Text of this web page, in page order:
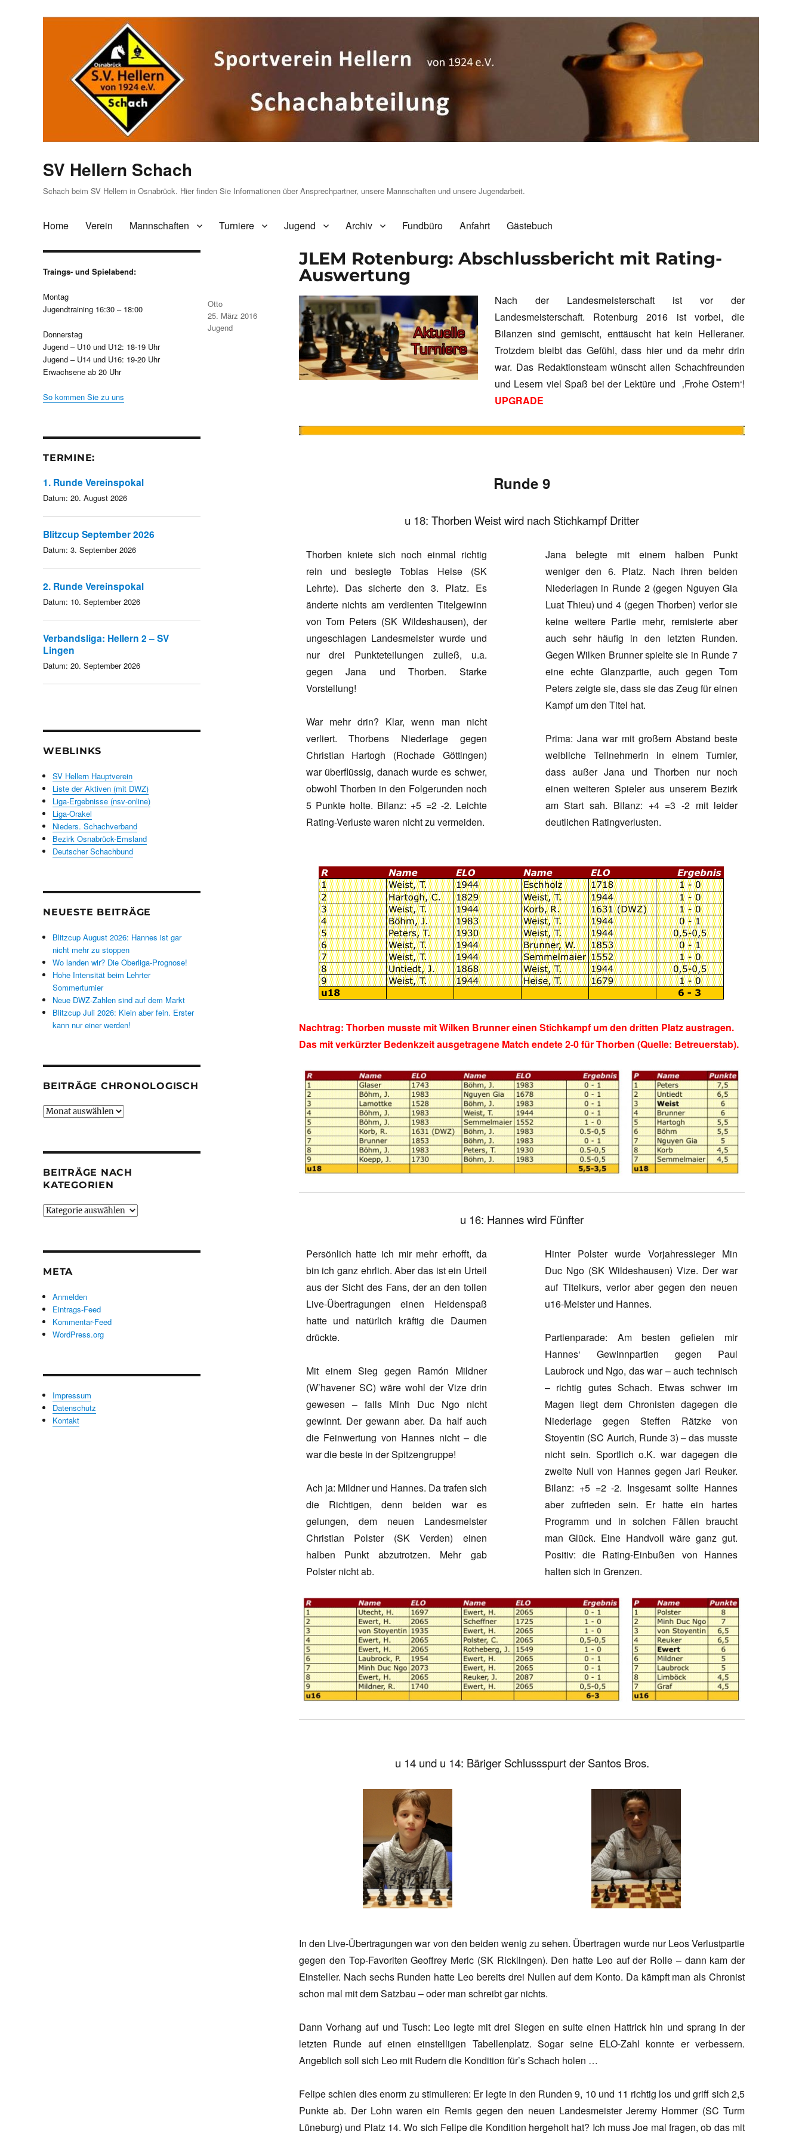
SV Hellern Schach
Schach beim SV Hellern in Osnabrück. Hier finden Sie Informationen über Ansprechpartner, unsere Mannschaften und unsere Jugendarbeit.
Home Verein Mannschaften Turniere Jugend Archiv Fundbüro Anfahrt Gästebuch
JLEM Rotenburg: Abschlussbericht mit Rating-
Auswertung
Nach der Landesmeisterschaft ist vor der
Landesmeisterschaft. Rotenburg 2016 ist vorbei, die
Bilanzen sind gemischt, enttäuscht hat kein Helleraner.
Trotzdem bleibt das Gefühl, dass hier und da mehr drin
war. Das Redaktionsteam wünscht allen Schachfreunden
und Lesern viel Spaß bei der Lektüre und ‚Frohe Ostern‘!
UPGRADE
Runde 9
u 18: Thorben Weist wird nach Stichkampf Dritter
Thorben kniete sich noch einmal richtig
rein und besiegte Tobias Heise (SK
Lehrte). Das sicherte den 3. Platz. Es
änderte nichts am verdienten Titelgewinn
von Tom Peters (SK Wildeshausen), der
ungeschlagen Landesmeister wurde und
nur drei Punkteteilungen zuließ, u.a.
gegen Jana und Thorben. Starke
Vorstellung!
War mehr drin? Klar, wenn man nicht
verliert. Thorbens Niederlage gegen
Christian Hartogh (Rochade Göttingen)
war überflüssig, danach wurde es schwer,
obwohl Thorben in den Folgerunden noch
5 Punkte holte. Bilanz: +5 =2 -2. Leichte
Rating-Verluste waren nicht zu vermeiden.
Jana belegte mit einem halben Punkt
weniger den 6. Platz. Nach ihren beiden
Niederlagen in Runde 2 (gegen Nguyen Gia
Luat Thieu) und 4 (gegen Thorben) verlor sie
keine weitere Partie mehr, remisierte aber
auch sehr häufig in den letzten Runden.
Gegen Wilken Brunner spielte sie in Runde 7
eine echte Glanzpartie, auch gegen Tom
Peters zeigte sie, dass sie das Zeug für einen
Kampf um den Titel hat.
Prima: Jana war mit großem Abstand beste
weibliche Teilnehmerin in einem Turnier,
dass außer Jana und Thorben nur noch
einen weiteren Spieler aus unserem Bezirk
am Start sah. Bilanz: +4 =3 -2 mit leider
deutlichen Ratingverlusten.
Nachtrag: Thorben musste mit Wilken Brunner einen Stichkampf um den dritten Platz austragen.
Das mit verkürzter Bedenkzeit ausgetragene Match endete 2-0 für Thorben (Quelle: Betreuerstab).
u 16: Hannes wird Fünfter
Persönlich hatte ich mir mehr erhofft, da
bin ich ganz ehrlich. Aber das ist ein Urteil
aus der Sicht des Fans, der an den tollen
Live-Übertragungen einen Heidenspaß
hatte und natürlich kräftig die Daumen
drückte.
Mit einem Sieg gegen Ramón Mildner
(W’havener SC) wäre wohl der Vize drin
gewesen – falls Minh Duc Ngo nicht
gewinnt. Der gewann aber. Da half auch
die Feinwertung von Hannes nicht – die
war die beste in der Spitzengruppe!
Ach ja: Mildner und Hannes. Da trafen sich
die Richtigen, denn beiden war es
gelungen, dem neuen Landesmeister
Christian Polster (SK Verden) einen
halben Punkt abzutrotzen. Mehr gab
Polster nicht ab.
Hinter Polster wurde Vorjahressieger Min
Duc Ngo (SK Wildeshausen) Vize. Der war
auf Titelkurs, verlor aber gegen den neuen
u16-Meister und Hannes.
Partienparade: Am besten gefielen mir
Hannes‘ Gewinnpartien gegen Paul
Laubrock und Ngo, das war – auch technisch
– richtig gutes Schach. Etwas schwer im
Magen liegt dem Chronisten dagegen die
Niederlage gegen Steffen Rätzke von
Stoyentin (SC Aurich, Runde 3) – das musste
nicht sein. Sportlich o.K. war dagegen die
zweite Null von Hannes gegen Jari Reuker.
Bilanz: +5 =2 -2. Insgesamt sollte Hannes
aber zufrieden sein. Er hatte ein hartes
Programm und in solchen Fällen braucht
man Glück. Eine Handvoll wäre ganz gut.
Positiv: die Rating-Einbußen von Hannes
halten sich in Grenzen.
u 14 und u 14: Bäriger Schlussspurt der Santos Bros.
In den Live-Übertragungen war von den beiden wenig zu sehen. Übertragen wurde nur Leos Verlustpartie
gegen den Top-Favoriten Geoffrey Meric (SK Ricklingen). Den hatte Leo auf der Rolle – dann kam der
Einsteller. Nach sechs Runden hatte Leo bereits drei Nullen auf dem Konto. Da kämpft man als Chronist
schon mal mit dem Satzbau – oder man schreibt gar nichts.
Dann Vorhang auf und Tusch: Leo legte mit drei Siegen en suite einen Hattrick hin und sprang in der
letzten Runde auf einen einstelligen Tabellenplatz. Sogar seine ELO-Zahl konnte er verbessern.
Angeblich soll sich Leo mit Rudern die Kondition für’s Schach holen …
Felipe schien dies enorm zu stimulieren: Er legte in den Runden 9, 10 und 11 richtig los und griff sich 2,5
Punkte ab. Der Lohn waren ein Remis gegen den neuen Landesmeister Jeremy Hommer (SC Turm
Lüneburg) und Platz 14. Wo sich Felipe die Kondition hergeholt hat? Ich muss Joe mal fragen, ob das mit
Autor
Otto
Veröffentlicht
am
25. März 2016
Kategorien
Jugend
Traings- und Spielabend:
Montag
Jugendtraining 16:30 – 18:00
Donnerstag
Jugend – U10 und U12: 18-19 Uhr
Jugend – U14 und U16: 19-20 Uhr
Erwachsene ab 20 Uhr
So kommen Sie zu uns
TERMINE:
1. Runde Vereinspokal
Datum: 20. August 2026
Blitzcup September 2026
Datum: 3. September 2026
2. Runde Vereinspokal
Datum: 10. September 2026
Verbandsliga: Hellern 2 – SV
Lingen
Datum: 20. September 2026
WEBLINKS
SV Hellern Hauptverein
Liste der Aktiven (mit DWZ)
Liga-Ergebnisse (nsv-online)
Liga-Orakel
Nieders. Schachverband
Bezirk Osnabrück-Emsland
Deutscher Schachbund
NEUESTE BEITRÄGE
Blitzcup August 2026: Hannes ist gar
nicht mehr zu stoppen
Wo landen wir? Die Oberliga-Prognose!
Hohe Intensität beim Lehrter
Sommerturnier
Neue DWZ-Zahlen sind auf dem Markt
Blitzcup Juli 2026: Klein aber fein. Erster
kann nur einer werden!
BEITRÄGE CHRONOLOGISCH
Beiträge
BEITRÄGE NACH
KATEGORIEN
Beiträge
META
Anmelden
Eintrags-Feed
Kommentar-Feed
WordPress.org
Impressum
Datenschutz
Kontakt